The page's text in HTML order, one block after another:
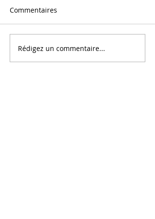
Au centre de Tout Ce Qui
Est
Commentaires
Rédigez un commentaire...